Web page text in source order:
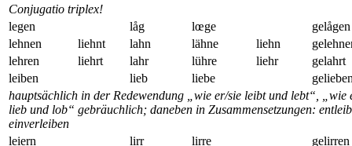
Conjugatio triplex!
legen
låg lœge
gelågen
lehnen
liehnt lahn lähne liehn
lehren
liehrt lahr lühre liehr
gelahrt
leiben
lieb liebe
hauptsächlich in der Redewendung „wie er/sie leibt und lebt“, „wie
lieb und lob“ gebräuchlich; daneben in Zusammensetzungen:
einverleiben
leiern
lirr lirre
gelirren